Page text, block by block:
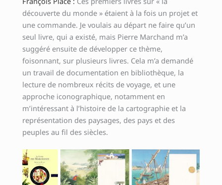
découverte du monde » étaient à la fois un projet et
une commande. Je voulais au départ ne faire qu’un
seul livre, qui a existé, mais Pierre Marchand m’a
suggéré ensuite de développer ce thème,
foisonnant, sur plusieurs livres. Cela m’a demandé
un travail de documentation en bibliothèque, la
lecture de nombreux récits de voyage, et une
approche iconographique, notamment en
m’intéressant à l’histoire de la cartographie et la
représentation des paysages, des pays et des
peuples au fil des siècles.